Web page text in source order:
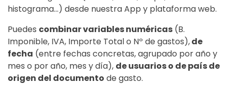
histograma…) desde nuestra App y plataforma web.
Puedes combinar variables numéricas (B.
Imponible, IVA, Importe Total o Nº de gastos),de
fecha (entre fechas concretas, agrupado por año y
mes o por año, mes y día), de usuarios o de país de
origen del documento de gasto.